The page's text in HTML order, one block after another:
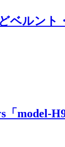
ベルント
「